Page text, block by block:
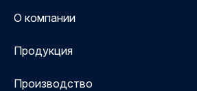
О компании
Продукция
Производство